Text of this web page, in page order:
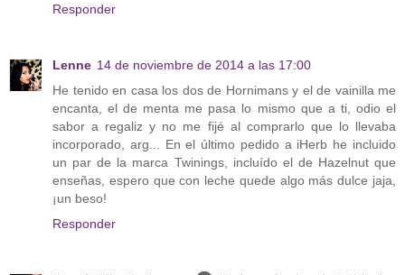
Responder
Lenne 14 de noviembre de 2014 a las 17:00
He tenido en casa los dos de Hornimans y el de vainilla me
encanta, el de menta me pasa lo mismo que a ti, odio el
sabor a regaliz y no me fijé al comprarlo que lo llevaba
incorporado, arg... En el último pedido a iHerb he incluido
un par de la marca Twinings, incluído el de Hazelnut que
enseñas, espero que con leche quede algo más dulce jaja,
¡un beso!
Responder